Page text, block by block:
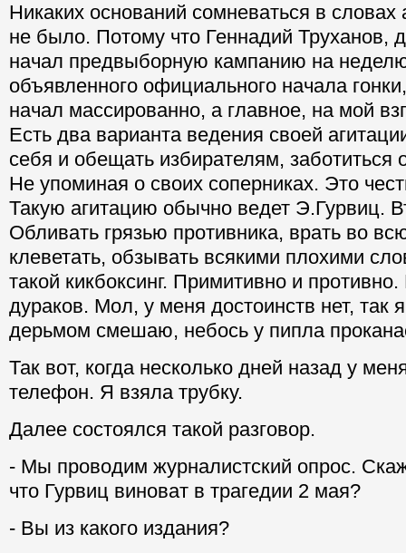
Никаких оснований сомневаться в словах
не было. Потому что Геннадий Труханов,
начал предвыборную кампанию на
объявленного официального начала
начал массированно, а главное, на мой
Есть два варианта ведения своей
себя и обещать избирателям, заботиться
Не упоминая о своих соперниках. Это
Такую агитацию обычно ведет Э.Гурвиц.
Обливать грязью противника, врать во
клеветать, обзывать всякими плохими
такой кикбоксинг. Примитивно и
дураков. Мол, у меня достоинств нет, так
дерьмом смешаю, небось у пипла
Так вот, когда несколько дней назад у
телефон. Я взяла трубку.
Далее состоялся такой разговор.
- Мы проводим журналистский опрос.
что Гурвиц виноват в трагедии 2 мая?
- Вы из какого издания?